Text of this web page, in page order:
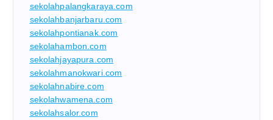
sekolahpalangkaraya.com
sekolahbanjarbaru.com
sekolahpontianak.com
sekolahambon.com
sekolahjayapura.com
sekolahmanokwari.com
sekolahnabire.com
sekolahwamena.com
sekolahsalor.com